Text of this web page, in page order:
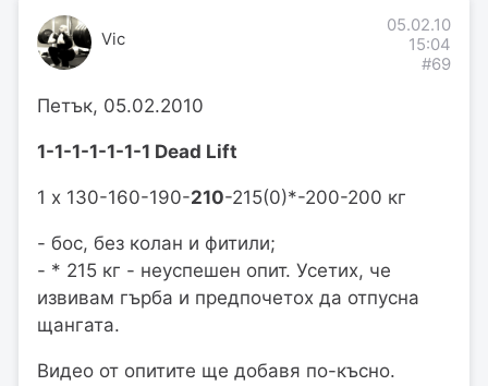
Vic
05.02.10
15:04
#69
Петък, 05.02.2010
1-1-1-1-1-1-1 Dead Lift
1 х 130-160-190-210-215(0)*-200-200 кг
- бос, без колан и фитили;
- * 215 кг - неуспешен опит. Усетих, че
извивам гърба и предпочетох да отпусна
щангата.
Видео от опитите ще добавя по-късно.